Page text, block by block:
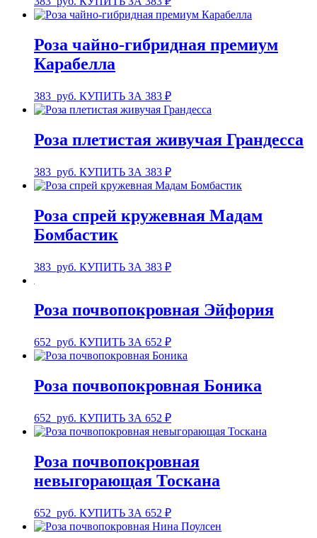
Роза чайно-гибридная премиум
Карабелла
383 руб. КУПИТЬ ЗА 383 ₽
Роза плетистая живучая Грандесса
383 руб. КУПИТЬ ЗА 383 ₽
Роза спрей кружевная Мадам
Бомбастик
383 руб. КУПИТЬ ЗА 383 ₽
Роза почвопокровная Эйфория
652 руб. КУПИТЬ ЗА 652 ₽
Роза почвопокровная Боника
652 руб. КУПИТЬ ЗА 652 ₽
Роза почвопокровная
невыгорающая Тоскана
652 руб. КУПИТЬ ЗА 652 ₽